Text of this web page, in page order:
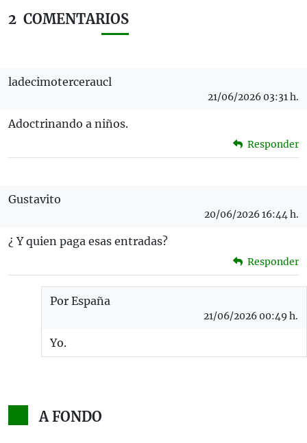
2 COMENTARIOS
ladecimoterceraucl
21/06/2026 03:31 h.
Adoctrinando a niños.
Responder
Gustavito
20/06/2026 16:44 h.
¿ Y quien paga esas entradas?
Responder
Por España
21/06/2026 00:49 h.
Yo.
A FONDO